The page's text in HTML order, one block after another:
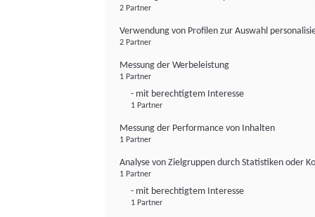
2 Partner
Verwendung von Profilen zur Auswahl
2 Partner
Messung der Werbeleistung
1 Partner
- mit berechtigtem Interesse
1 Partner
Messung der Performance von Inhalten
1 Partner
Analyse von Zielgruppen durch Statistiken oder
1 Partner
- mit berechtigtem Interesse
1 Partner